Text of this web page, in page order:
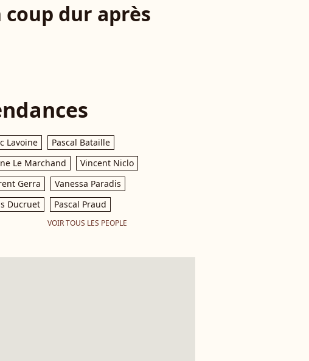
coup dur après
Lavoine
Pascal Bataille
Le Marchand
Vincent Niclo
Gerra
Vanessa Paradis
Ducruet
Pascal Praud
VOIR TOUS LES PEOPLE